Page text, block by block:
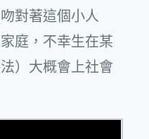
對著這個小人
庭，不幸生在某
）大概會上社會